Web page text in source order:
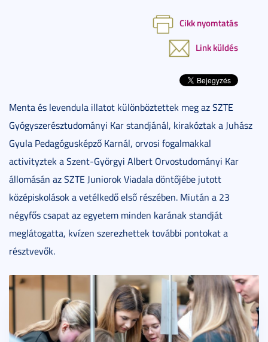
Cikk nyomtatás
Link küldés
Menta és levendula illatot különböztettek meg az SZTE
Gyógyszerésztudományi Kar standjánál, kirakóztak a Juhász
Gyula Pedagógusképző Karnál, orvosi fogalmakkal
activityztek a Szent-Györgyi Albert Orvostudományi Kar
állomásán az SZTE Juniorok Viadala döntőjébe jutott
középiskolások a vetélkedő első részében. Miután a 23
négyfős csapat az egyetem minden karának standját
meglátogatta, kvízen szerezhettek további pontokat a
résztvevők.